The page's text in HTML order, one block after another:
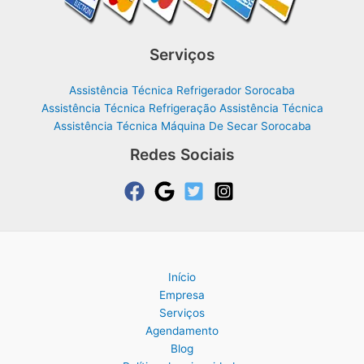
Serviços
Assistência Técnica Refrigerador Sorocaba
Assistência Técnica Refrigeração Assistência Técnica
Assistência Técnica Máquina De Secar Sorocaba
Redes Sociais
Início
Empresa
Serviços
Agendamento
Blog